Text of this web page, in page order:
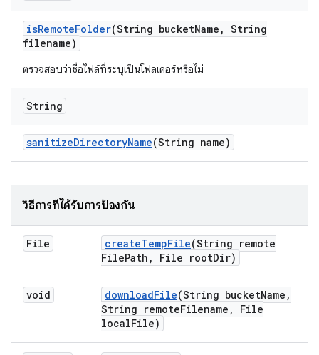
isRemoteFolder(String bucketName , String
filename)
ตรวจสอบว่าชื่อไฟล์ที่ระบุเป็นโฟลเดอร์หรือไม่
String
sanitizeDirectoryName(String name)
วิธีการที่ได้รับการป้องกัน
File createTempFile(String remote
FilePath , File rootDir)
void downloadFile(String bucketName ,
String remoteFilename ,
File
localFile)